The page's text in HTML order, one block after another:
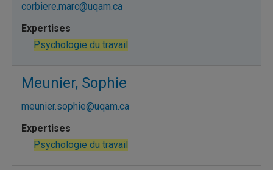
corbiere.marc@uqam.ca
Psychologie du travail
Meunier, Sophie
meunier.sophie@uqam.ca
Psychologie du travail